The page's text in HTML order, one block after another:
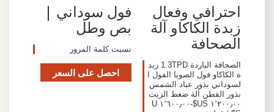
احترافي وفعال
زبدة الكاكاو آلة
الصحافة
الصحافة الباردة 1.3TPD زبد
ة الكاكاو فول الصويا الفول ا
لسوداني بذور عباد الشمس
بذور القطن آلة ضغط الزيت
١٬٢٠٠٫٠٠ US$-١٬٦٠٠٫٠٠ U
فول سوداني |
بص وطل
نسيت كلمة المرور
احصل على السعر